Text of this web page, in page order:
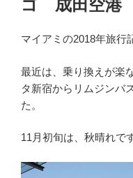
ゴ 成田空港
マイアミの2018年旅行
最近は、乗り換えが楽
タ新宿からリムジンバ
た。
11月初旬は、秋晴れで